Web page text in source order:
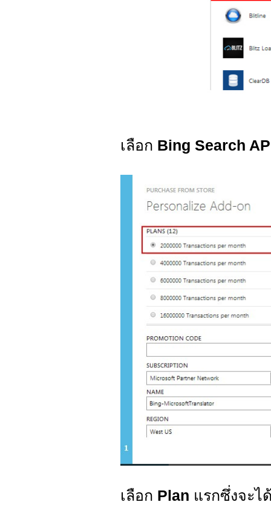
เลือก Bing Search
เลือก Plan แรกซึ่งจะไ